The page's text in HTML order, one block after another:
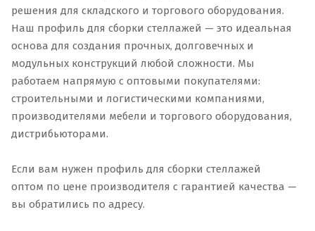
решения для складского и торгового оборудования.
Наш профиль для сборки стеллажей — это идеальная
основа для создания прочных, долговечных и
модульных конструкций любой сложности. Мы
работаем напрямую с оптовыми покупателями:
строительными и логистическими компаниями,
производителями мебели и торгового оборудования,
дистрибьюторами.
Если вам нужен профиль для сборки стеллажей
оптом по цене производителя с гарантией качества —
вы обратились по адресу.